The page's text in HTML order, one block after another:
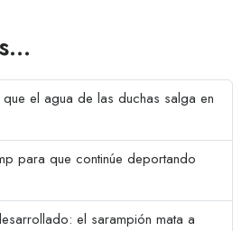
el agua de las duchas salga en
para que continúe deportando
el sarampión mata a